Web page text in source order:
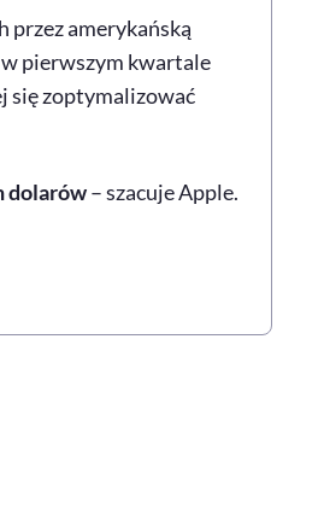
przez amerykańską
w pierwszym kwartale
się zoptymalizować
dolarów– szacuje Apple.